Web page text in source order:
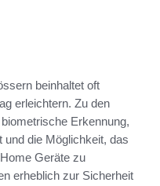
beinhaltet oft
erleichtern. Zu den
Erkennung,
die Möglichkeit, das
Geräte zu
erheblich zur Sicherheit